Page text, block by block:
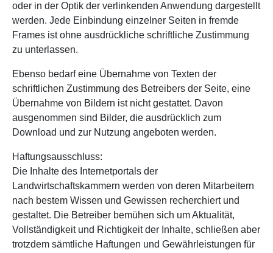
oder in der Optik der verlinkenden Anwendung dargestellt
werden. Jede Einbindung einzelner Seiten in fremde
Frames ist ohne ausdrückliche schriftliche Zustimmung
zu unterlassen.
Ebenso bedarf eine Übernahme von Texten der
schriftlichen Zustimmung des Betreibers der Seite, eine
Übernahme von Bildern ist nicht gestattet. Davon
ausgenommen sind Bilder, die ausdrücklich zum
Download und zur Nutzung angeboten werden.
Haftungsausschluss:
Die Inhalte des Internetportals der
Landwirtschaftskammern werden von deren Mitarbeitern
nach bestem Wissen und Gewissen recherchiert und
gestaltet. Die Betreiber bemühen sich um Aktualität,
Vollständigkeit und Richtigkeit der Inhalte, schließen aber
trotzdem sämtliche Haftungen und Gewährleistungen für